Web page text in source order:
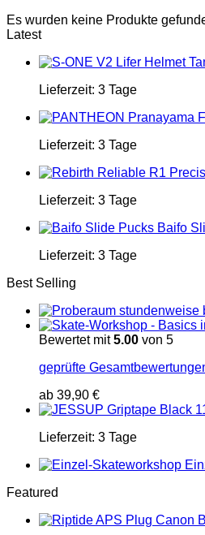
Es wurden keine Produkte
Latest
Lieferzeit: 3 Tage
Lieferzeit: 3 Tage
Lieferzeit: 3 Tage
Baifo
Lieferzeit: 3 Tage
Best Selling
Bewertet mit5.00 von 5
geprüfte
ab 39,90 €
Lieferzeit: 3 Tage
Featured